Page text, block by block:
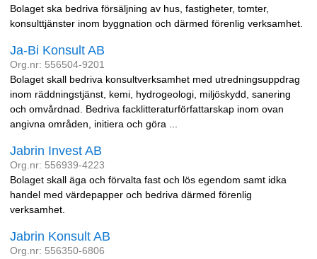
Bolaget ska bedriva försäljning av hus, fastigheter, tomter,
konsulttjänster inom byggnation och därmed förenlig verksamhet.
Ja-Bi Konsult AB
Org.nr: 556504-9201
Bolaget skall bedriva konsultverksamhet med utredningsuppdrag
inom räddningstjänst, kemi, hydrogeologi, miljöskydd, sanering
och omvårdnad. Bedriva facklitteraturförfattarskap inom ovan
angivna områden, initiera och göra ...
Jabrin Invest AB
Org.nr: 556939-4223
Bolaget skall äga och förvalta fast och lös egendom samt idka
handel med värdepapper och bedriva därmed förenlig
verksamhet.
Jabrin Konsult AB
Org.nr: 556350-6806